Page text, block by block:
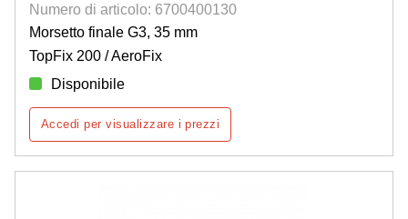
Numero di articolo: 6700400130
Morsetto finale G3, 35 mm
TopFix 200 / AeroFix
Disponibile
Accedi per visualizzare i prezzi